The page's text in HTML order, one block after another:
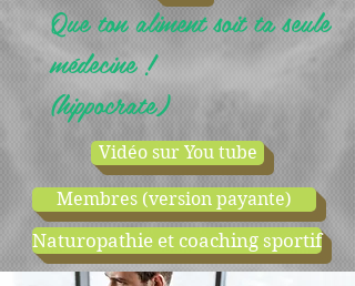
Que ton aliment soit ta seule
médecine !
(hippocrate)
Vidéo sur You tube
Membres (version payante)
Naturopathie et coaching sportif